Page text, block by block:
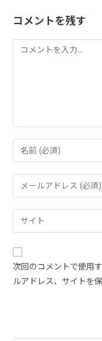
コメントを残す
次回のコメントで使用
ルアドレス、サイトを保